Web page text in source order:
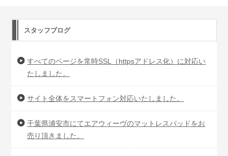
スタッフブログ
すべてのページを常時SSL（httpsアドレス化）に対応い
たしました。
サイト全体をスマートフォン対応いたしました。
千葉県浦安市にてエアウィーヴのマットレスパッドをお
売り頂きました。